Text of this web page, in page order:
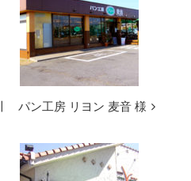
パン工房 リヨン 麦音 様